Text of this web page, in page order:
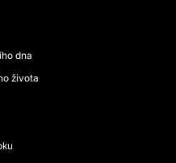
dna
života